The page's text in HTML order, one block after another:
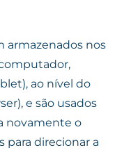
armazenados nos
ao nível do
e são usados
novamente o
para direcionar a